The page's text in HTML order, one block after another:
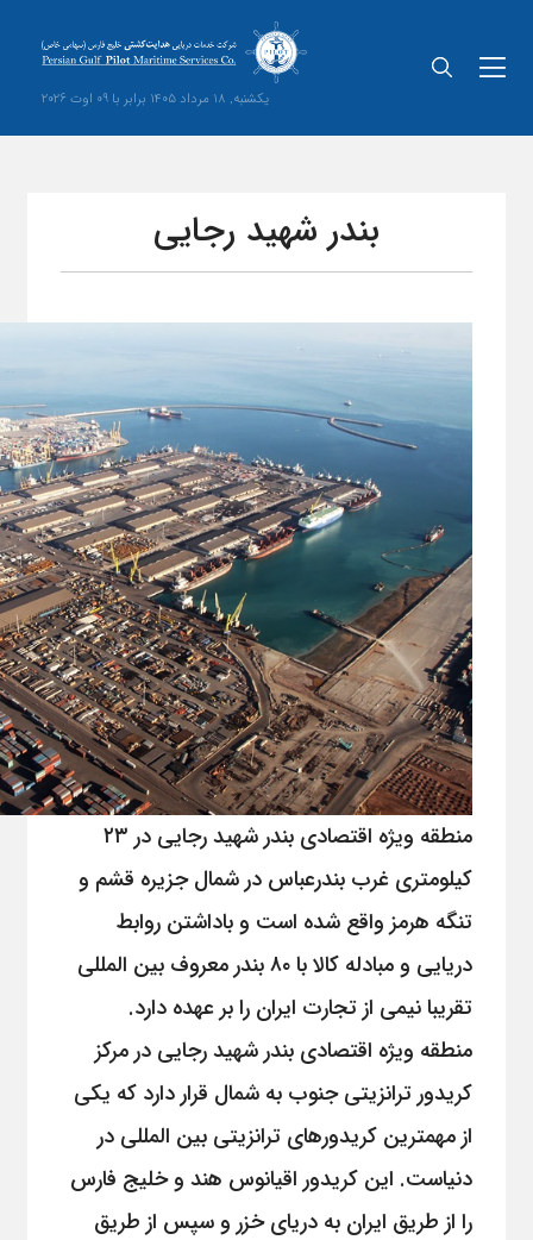
یکشنبه, 18 مرداد 1405 برابر با 09 اوت 2026
بندر شهید رجایی
منطقه ویژه اقتصادی بندر شهید رجایی در ۲۳
کیلومتری غرب بندرعباس در شمال جزیره قشم و
تنگه هرمز واقع شده است و باداشتن روابط
دریایی و مبادله کالا با ۸۰ بندر معروف بین المللی
تقریبا نیمی از تجارت ایران را بر عهده دارد.
منطقه ویژه اقتصادی بندر شهید رجایی در مرکز
کریدور ترانزیتی جنوب به شمال قرار دارد که یکی
از مهمترین کریدورهای ترانزیتی بین المللی در
دنیاست. این کریدور اقیانوس هند و خلیج فارس
را از طریق ایران به دریای خزر و سپس از طریق